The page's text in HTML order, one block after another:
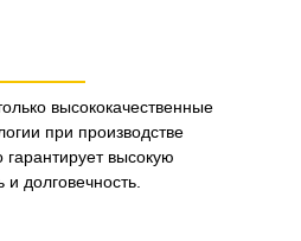
высококачественные
при производстве
гарантирует высокую
и долговечность.